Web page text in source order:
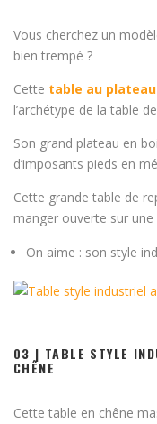
Vous cherchez un
bien trempé ?
Cette table au
l’archétype de la table
Son grand plateau en
d’imposants pieds en
Cette grande table de
manger ouverte sur une
On aime : son style
03 | TABLE STYLE
CHÊNE
Cette table en chêne